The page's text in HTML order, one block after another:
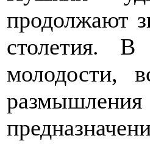
продолжают
столетия. В
молодости,